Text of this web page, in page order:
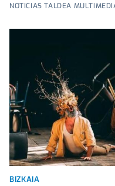
NOTICIAS TALDEA
BIZKAIA